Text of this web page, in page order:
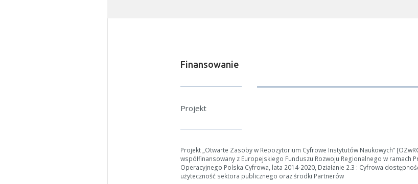
Finansowanie
Projekt
Projekt „Otwarte Zasoby w Repozytorium Cyfrowe Instytutów Naukowych”
współfinansowany z Europejskiego Funduszu Rozwoju Regionalnego w ramach
Operacyjnego Polska Cyfrowa, lata 2014-2020, Działanie 2.3 : Cyfrowa
użyteczność sektora publicznego oraz środki Partnerów